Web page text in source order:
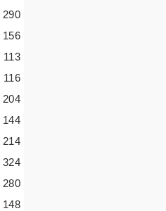
290
156
113
116
204
144
214
324
280
148